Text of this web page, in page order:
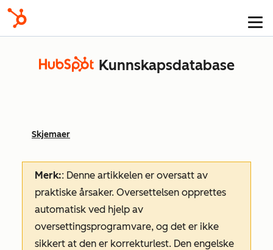
Kunnskapsdatabase
Skjemaer
Merk:: Denne artikkelen er oversatt av
praktiske årsaker. Oversettelsen opprettes
automatisk ved hjelp av
oversettingsprogramvare, og det er ikke
sikkert at den er korrekturlest. Den engelske